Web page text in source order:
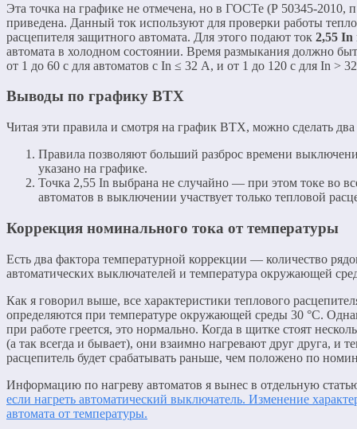
Эта точка на графике не отмечена, но в ГОСТе (Р 50345-2010,
приведена. Данный ток используют для проверки работы
расцепителя защитного автомата. Для этого подают ток 2,55 In
автомата в холодном состоянии. Время размыкания должно
от 1 до 60 с для автоматов с In ≤ 32 А, и от 1 до 120 с для In >
Выводы по графику ВТХ
Читая эти правила и смотря на график ВТХ, можно сделать
Правила позволяют больший разброс времени
указано на графике.
Точка 2,55 In выбрана не случайно — при этом токе во
автоматов в выключении участвует только тепловой
Коррекция номинального тока от температуры
Есть два фактора температурной коррекции — количество
автоматических выключателей и температура окружающей
Как я говорил выше, все характеристики теплового
определяются при температуре окружающей среды 30 °С.
при работе греется, это нормально. Когда в щитке стоят
(а так всегда и бывает), они взаимно нагревают друг друга, и
расцепитель будет срабатывать раньше, чем положено по
Информацию по нагреву автоматов я вынес в отдельную
если нагреть автоматический выключатель. Изменение
автомата от температуры.